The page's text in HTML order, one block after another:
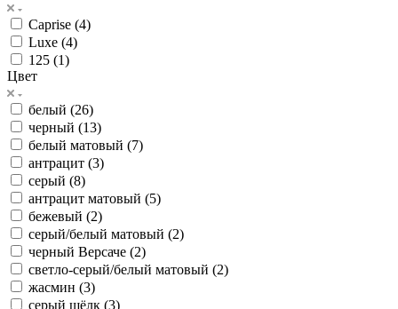
Caprise (4)
Luxe (4)
125 (1)
Цвет
белый (26)
черный (13)
белый матовый (7)
антрацит (3)
серый (8)
антрацит матовый (5)
бежевый (2)
серый/белый матовый (2)
черный Версаче (2)
светло-серый/белый матовый (2)
жасмин (3)
серый шёлк (3)